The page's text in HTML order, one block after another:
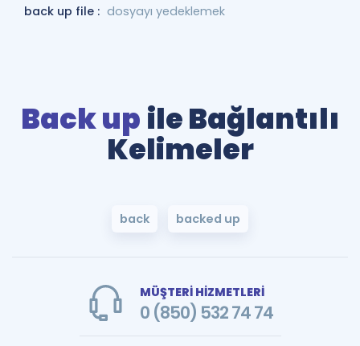
back up file : dosyayı yedeklemek
Back up ile Bağlantılı
Kelimeler
back backed up
MÜŞTERİ HİZMETLERİ
0 (850) 532 74 74